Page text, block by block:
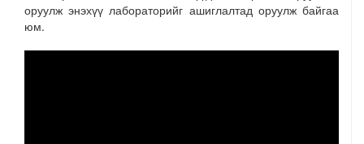
оруулж энэхүү лабораторийг ашиглалтад оруулж байгаа
юм.